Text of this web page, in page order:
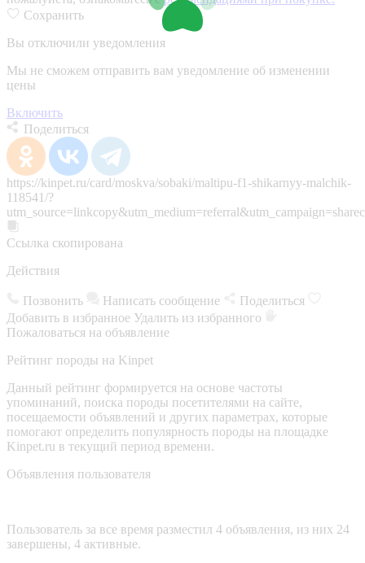
Сохранить
Вы отключили уведомления
Мы не сможем отправить вам уведомление об изменении
цены
Включить
Поделиться
https://kinpet.ru/card/moskva/sobaki/maltipu-f1-shikarnyy-malchik-
118541/?
Ссылка скопирована
Действия
Позвонить Написать сообщение
Поделиться
Добавить в избранное Удалить из избранного
Пожаловаться на объявление
Рейтинг породы на Kinpet
Данный рейтинг формируется на основе частоты
упоминаний, поиска породы посетителями на сайте,
посещаемости объявлений и других параметрах, которые
помогают определить популярность породы на площадке
Kinpet.ru в текущий период времени.
Объявления пользователя
Пользователь за все время разместил 4 объявления, из них 24
завершены, 4 активные.